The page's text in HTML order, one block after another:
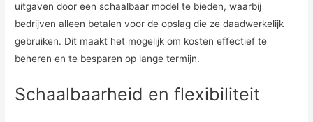
uitgaven door een schaalbaar model te bieden, waarbij
bedrijven alleen betalen voor de opslag die ze daadwerkelijk
gebruiken. Dit maakt het mogelijk om kosten effectief te
beheren en te besparen op lange termijn.
Schaalbaarheid en flexibiliteit